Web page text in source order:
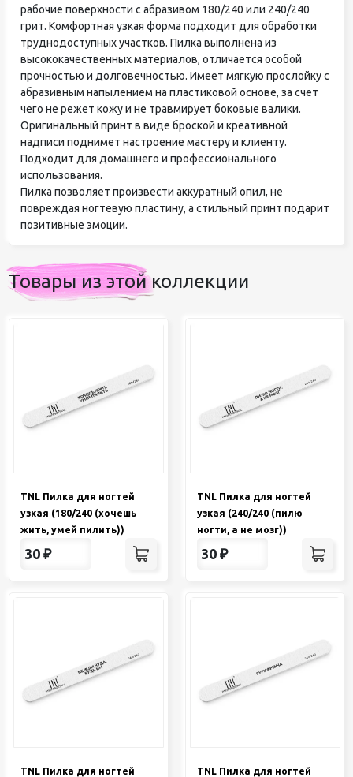
рабочие поверхности с абразивом 180/240 или 240/240
грит. Комфортная узкая форма подходит для обработки
труднодоступных участков. Пилка выполнена из
высококачественных материалов, отличается особой
прочностью и долговечностью. Имеет мягкую прослойку с
абразивным напылением на пластиковой основе, за счет
чего не режет кожу и не травмирует боковые валики.
Оригинальный принт в виде броской и креативной
надписи поднимет настроение мастеру и клиенту.
Подходит для домашнего и профессионального
использования.
Пилка позволяет произвести аккуратный опил, не
повреждая ногтевую пластину, а стильный принт подарит
позитивные эмоции.
Товары из этой коллекции
TNL Пилка для ногтей
узкая (180/240 (хочешь
жить, умей пилить))
30 ₽
TNL Пилка для ногтей
узкая (240/240 (пилю
ногти, а не мозг))
30 ₽
TNL Пилка для ногтей
TNL Пилка для ногтей